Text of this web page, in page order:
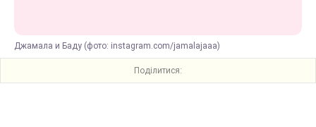
Джамала и Баду (фото: instagram.com/jamalajaaa)
Поділитися: